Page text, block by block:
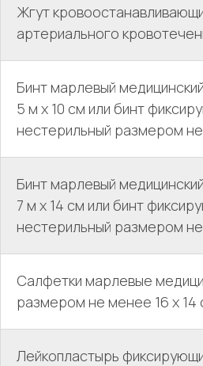
Жгут
артериального
Бинт марлевый
5 м х 10 см или бинт
нестерильный размером
Бинт марлевый
7 м х 14 см или бинт
нестерильный размером
Салфетки марлевые
размером не менее 16 x
Лейкопластырь